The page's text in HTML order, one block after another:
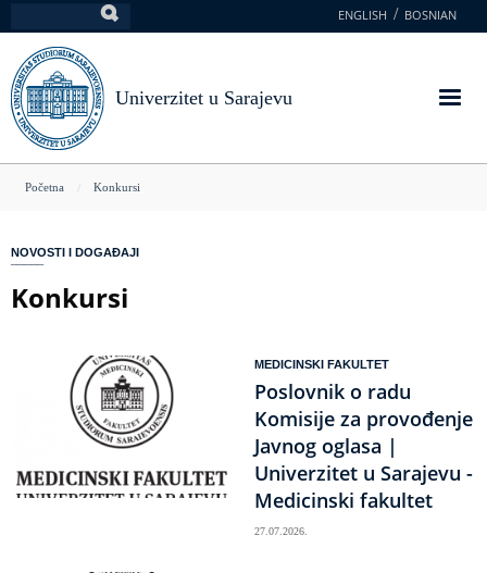
na
glavni
sadržaj
ENGLISH BOSNIAN
Univerzitet u Sarajevu
You
here
Početna Konkursi
NOVOSTI I DOGAĐAJI
Konkursi
MEDICINSKI FAKULTET
Poslovnik o radu
Komisije za provođenje
Javnog oglasa |
Univerzitet u Sarajevu -
Medicinski fakultet
27.07.2026.